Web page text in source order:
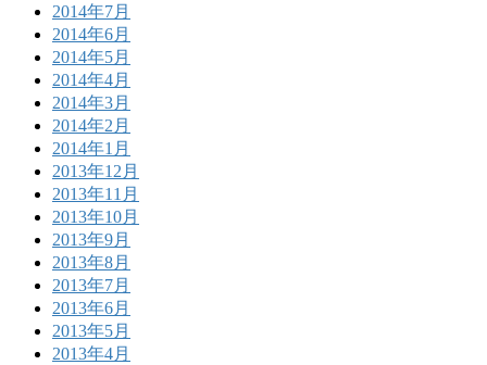
2014年7月
2014年6月
2014年5月
2014年4月
2014年3月
2014年2月
2014年1月
2013年12月
2013年11月
2013年10月
2013年9月
2013年8月
2013年7月
2013年6月
2013年5月
2013年4月